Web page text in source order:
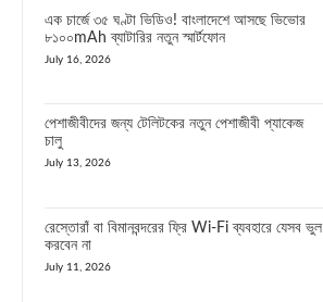
এক চার্জে ৩৫ ঘণ্টা ভিডিও! বাংলাদেশে আসছে ভিভোর
৮১০০mAh ব্যাটারির নতুন স্মার্টফোন
July 16, 2026
পেশাজীবীদের জন্য টেলিটকের নতুন পেশাজীবী প্যাকেজ
চালু
July 13, 2026
রেস্তোরাঁ বা বিমানবন্দরের ফ্রি Wi-Fi ব্যবহারে যেসব ভুল
করবেন না
July 11, 2026